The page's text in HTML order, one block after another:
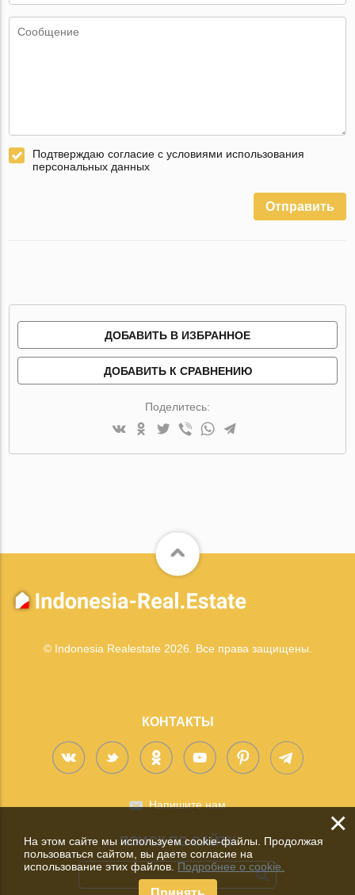
Подтверждаю согласие с условиями использования
персональных данных
Отправить
ДОБАВИТЬ В ИЗБРАННОЕ
ДОБАВИТЬ К СРАВНЕНИЮ
Поделитесь:
© Indonesia Realestate 2026. Все права защищены.
КОНТАКТЫ
Напишите нам
ПОИСК ПО САЙТУ
×
На этом сайте мы используем cookie-файлы. Продолжая
пользоваться сайтом, вы даете согласие на
использование этих файлов. Подробнее о cookie.